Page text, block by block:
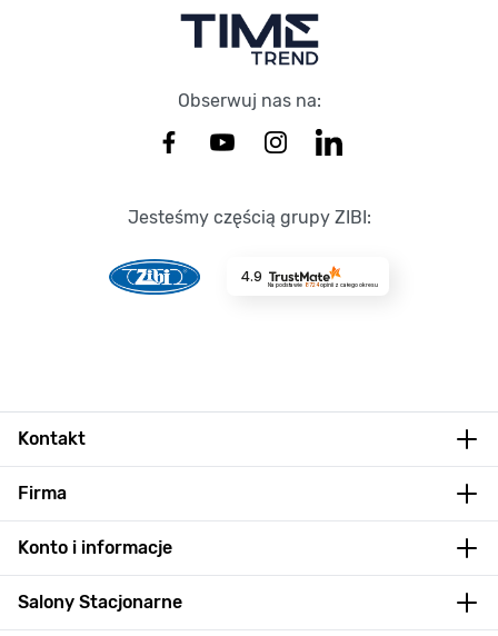
Obserwuj nas na:
Jesteśmy częścią grupy ZIBI:
4.9
Na podstawie 8724opinii z całego okresu
Kontakt
Firma
Konto i informacje
Salony Stacjonarne